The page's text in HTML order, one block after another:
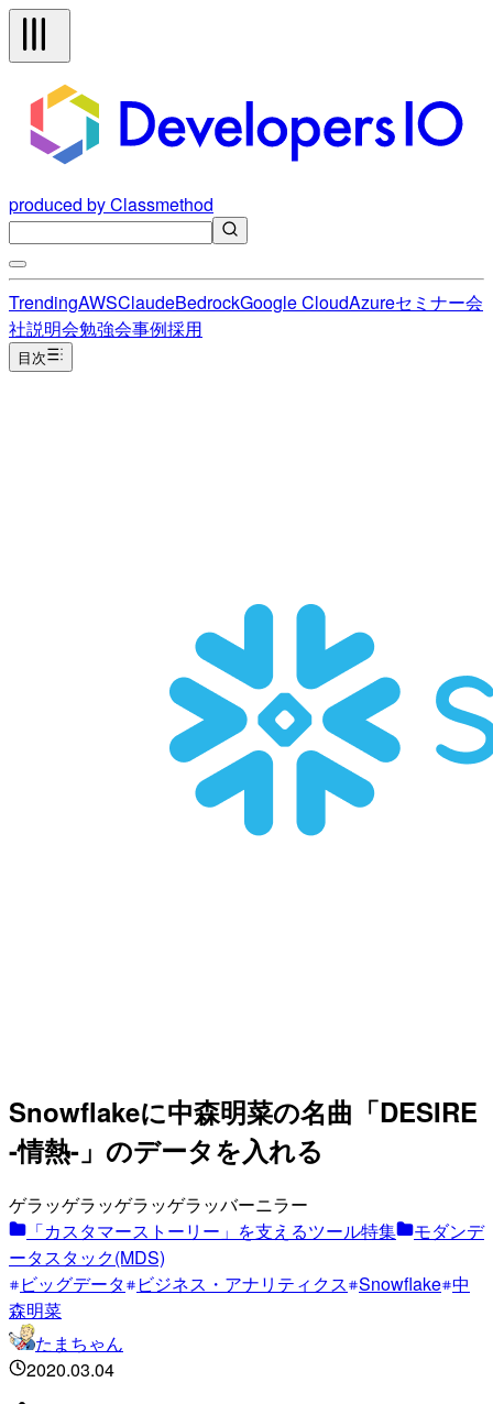
produced by Classmethod
TrendingAWSClaudeBedrockGoogle CloudAzureセミナー会
社説明会勉強会事例採用
目次
Snowflakeに中森明菜の名曲「DESIRE
-情熱-」のデータを入れる
ゲラッゲラッゲラッゲラッバーニラー
「カスタマーストーリー」を支えるツール特集
モダンデ
ータスタック(MDS)
ビッグデータ
ビジネス・アナリティクス Snowflake 中
森明菜
たまちゃん
2020.03.04